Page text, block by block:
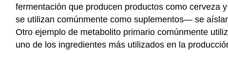
fermentación que producen productos como cerveza
se utilizan comúnmente como suplementos— se
Otro ejemplo de metabolito primario comúnmente
uno de los ingredientes más utilizados en la